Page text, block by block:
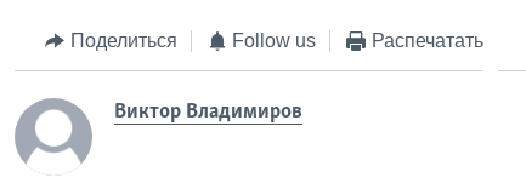
Поделиться Follow us Распечатать
Виктор Владимиров